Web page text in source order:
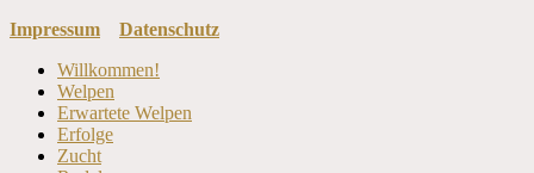
Impressum
Datenschutz
Nach
oben
scrollen
Willkommen!
Welpen
Erwartete Welpen
Erfolge
Zucht